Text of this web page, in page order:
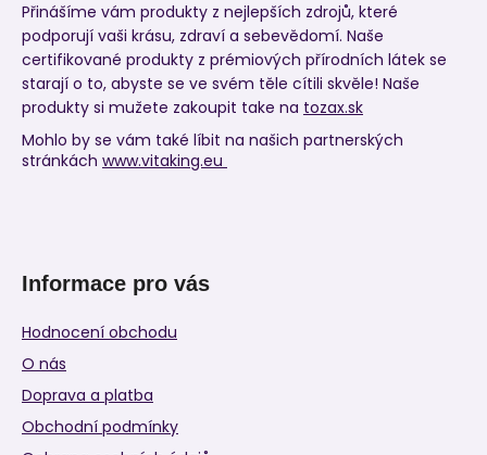
Přinášíme vám produkty z nejlepších zdrojů, které
podporují vaši krásu, zdraví a sebevědomí. Naše
certifikované produkty z prémiových přírodních látek se
starají o to, abyste se ve svém těle cítili skvěle! Naše
produkty si mužete zakoupit take na tozax.sk
Mohlo by se vám také líbit na našich partnerských
stránkách www.vitaking.eu
Informace pro vás
Hodnocení obchodu
O nás
Doprava a platba
Obchodní podmínky